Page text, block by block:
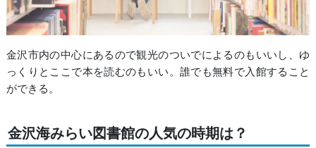
金沢市内の中心にあるので観光のついでによるのもいいし、ゆ
っくりとここで本を読むのもいい。誰でも無料で入館すること
ができる。
金沢海みらい図書館の人気の時期は？